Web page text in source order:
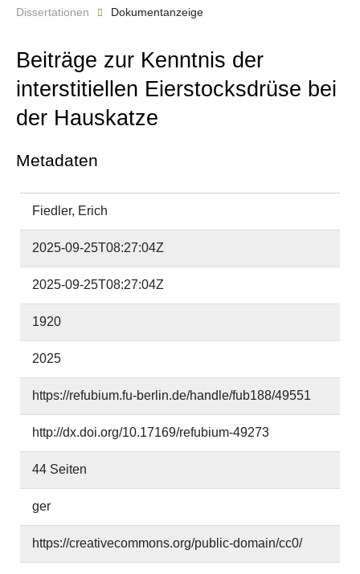
Dissertationen
Dokumentanzeige
Beiträge zur Kenntnis der
interstitiellen Eierstocksdrüse bei
der Hauskatze
Metadaten
Fiedler, Erich
2025-09-25T08:27:04Z
2025-09-25T08:27:04Z
1920
2025
https://refubium.fu-berlin.de/handle/fub188/49551
http://dx.doi.org/10.17169/refubium-49273
44 Seiten
ger
https://creativecommons.org/public-domain/cc0/